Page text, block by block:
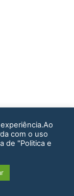
com o uso
de "Politica e